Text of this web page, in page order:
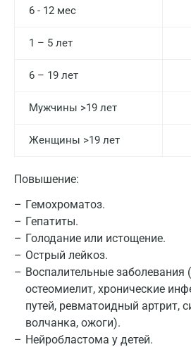
6 - 12 мес
1 – 5 лет
6 – 19 лет
Мужчины >19 лет
Женщины >19 лет
Повышение:
Гемохроматоз.
Гепатиты.
Голодание или истощение.
Острый лейкоз.
Воспалительные заболевания
остеомиелит, хронические
путей, ревматоидный артрит,
волчанка, ожоги).
Нейробластома у детей.